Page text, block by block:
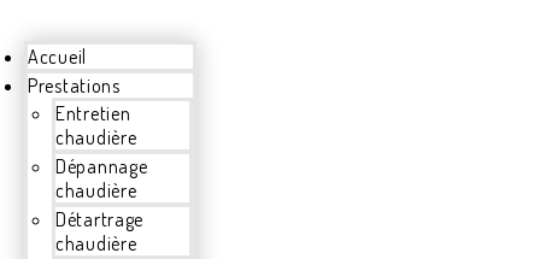
Accueil
Prestations
Entretien
chaudière
Dépannage
chaudière
Détartrage
chaudière